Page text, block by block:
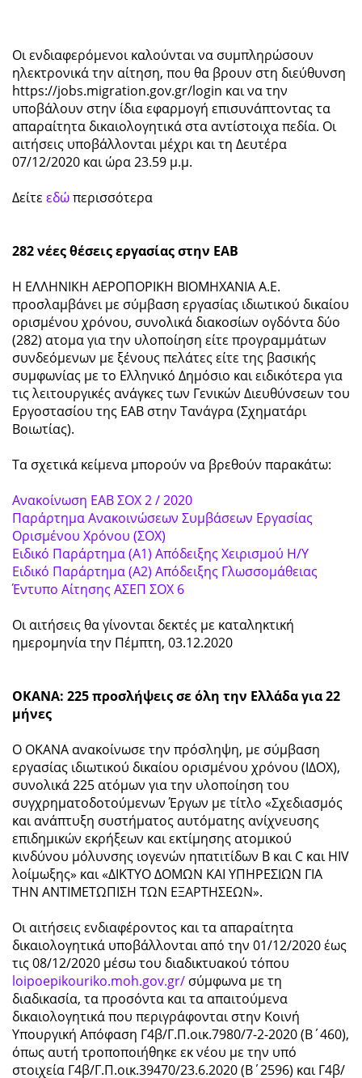
Οι ενδιαφερόμενοι καλούνται να συμπληρώσουν
ηλεκτρονικά την αίτηση, που θα βρουν στη διεύθυνση
https://jobs.migration.gov.gr/login και να την
υποβάλουν στην ίδια εφαρμογή επισυνάπτοντας τα
απαραίτητα δικαιολογητικά στα αντίστοιχα πεδία. Οι
αιτήσεις υποβάλλονται μέχρι και τη Δευτέρα
07/12/2020 και ώρα 23.59 μ.μ.
Δείτε εδώπερισσότερα
282 νέες θέσεις εργασίας στην ΕΑΒ
Η ΕΛΛΗΝΙΚΗ ΑΕΡΟΠΟΡΙΚΗ ΒΙΟΜΗΧΑΝΙΑ Α.Ε.
προσλαμβάνει με σύμβαση εργασίας ιδιωτικού δικαίου
ορισμένου χρόνου, συνολικά διακοσίων ογδόντα δύο
(282) ατομα για την υλοποίηση είτε προγραμμάτων
συνδεόμενων με ξένους πελάτες είτε της βασικής
συμφωνίας με το Ελληνικό Δημόσιο και ειδικότερα για
τις λειτουργικές ανάγκες των Γενικών Διευθύνσεων του
Εργοστασίου της ΕΑΒ στην Τανάγρα (Σχηματάρι
Βοιωτίας).
Τα σχετικά κείμενα μπορούν να βρεθούν παρακάτω:
Ανακοίνωση ΕΑΒ ΣΟΧ 2 / 2020
Παράρτημα Ανακοινώσεων Συμβάσεων Εργασίας
Ορισμένου Χρόνου (ΣΟΧ)
Ειδικό Παράρτημα (Α1) Απόδειξης Χειρισμού Η/Υ
Ειδικό Παράρτημα (Α2) Απόδειξης Γλωσσομάθειας
Έντυπο Αίτησης ΑΣΕΠ ΣΟΧ 6
Οι αιτήσεις θα γίνονται δεκτές με καταληκτική
ημερομηνία την Πέμπτη, 03.12.2020
ΟΚΑΝΑ: 225 προσλήψεις σε όλη την Ελλάδα για 22
μήνες
Ο ΟΚΑΝΑ ανακοίνωσε την πρόσληψη, με σύμβαση
εργασίας ιδιωτικού δικαίου ορισμένου χρόνου (ΙΔΟΧ),
συνολικά 225 ατόμων για την υλοποίηση του
συγχρηματοδοτούμενων Έργων με τίτλο «Σχεδιασμός
και ανάπτυξη συστήματος αυτόματης ανίχνευσης
επιδημικών εκρήξεων και εκτίμησης ατομικού
κινδύνου μόλυνσης ιογενών ηπατιτίδων B και C και HIV
λοίμωξης» και «ΔΙΚΤΥΟ ΔΟΜΩΝ ΚΑΙ ΥΠΗΡΕΣΙΩΝ ΓΙΑ
ΤΗΝ ΑΝΤΙΜΕΤΩΠΙΣΗ ΤΩΝ ΕΞΑΡΤΗΣΕΩΝ».
Οι αιτήσεις ενδιαφέροντος και τα απαραίτητα
δικαιολογητικά υποβάλλονται από την 01/12/2020 έως
τις 08/12/2020 μέσω του διαδικτυακού τόπου
loipoepikouriko.moh.gov.gr/ σύμφωνα με τη
διαδικασία, τα προσόντα και τα απαιτούμενα
δικαιολογητικά που περιγράφονται στην Κοινή
Υπουργική Απόφαση Γ4β/Γ.Π.οικ.7980/7-2-2020 (Β΄460),
όπως αυτή τροποποιήθηκε εκ νέου με την υπό
στοιχεία Γ4β/Γ.Π.οικ.39470/23.6.2020 (Β΄2596) και Γ4β/